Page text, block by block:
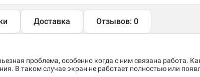
Доставка Отзывов: 0
проблема, особенно когда с ним связана работа.
В таком случае экран не работает полностью или